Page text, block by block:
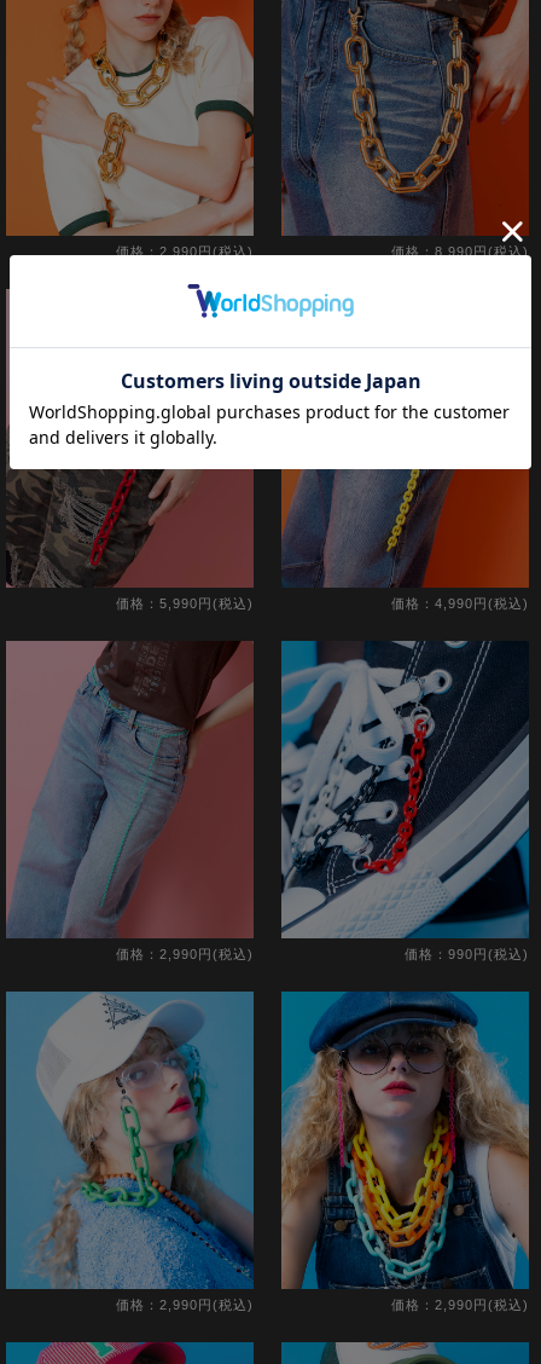
価格：2,990円(税込) 価格：8,990円(税込)
価格：5,990円(税込) 価格：4,990円(税込)
価格：2,990円(税込) 価格：990円(税込)
価格：2,990円(税込) 価格：2,990円(税込)